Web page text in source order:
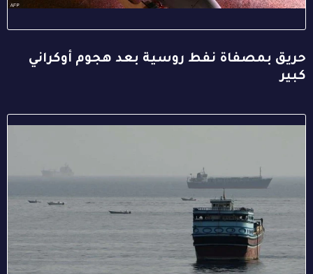
حريق بمصفاة نفط روسية بعد هجوم أوكراني
كبير